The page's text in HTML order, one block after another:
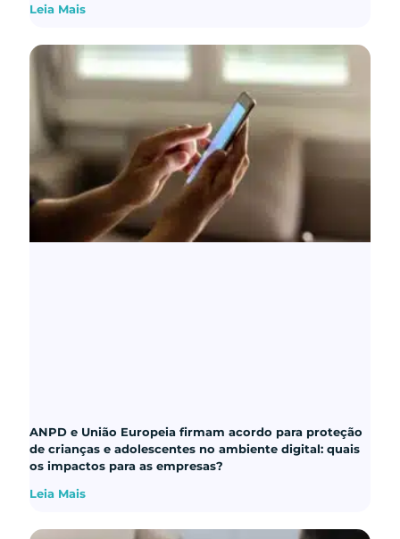
Leia Mais
ANPD e União Europeia firmam acordo para proteção
de crianças e adolescentes no ambiente digital: quais
os impactos para as empresas?
Leia Mais